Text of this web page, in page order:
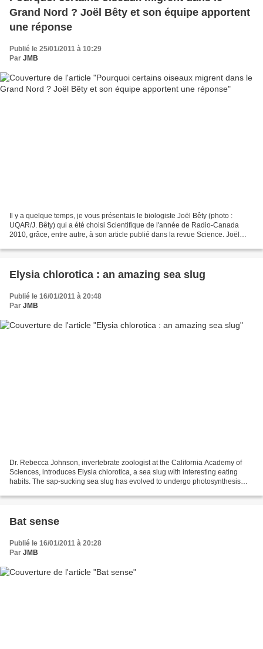
Grand Nord ? Joël Bêty et son équipe apportent
une réponse
Publié le 25/01/2011 à 10:29
Par JMB
Il y a quelque temps, je vous présentais le biologiste Joël Bêty (photo :
UQAR/J. Bêty) qui a été choisi Scientifique de l'année de Radio-Canada
2010, grâce, entre autre, à son article publié dans la revue Science. Joël
Elysia chlorotica : an amazing sea slug
Publié le 16/01/2011 à 20:48
Par JMB
Dr. Rebecca Johnson, invertebrate zoologist at the California Academy of
Sciences, introduces Elysia chlorotica, a sea slug with interesting eating
habits. The sap-sucking sea slug has evolved to undergo photosynthesis
Bat sense
Publié le 16/01/2011 à 20:28
Par JMB